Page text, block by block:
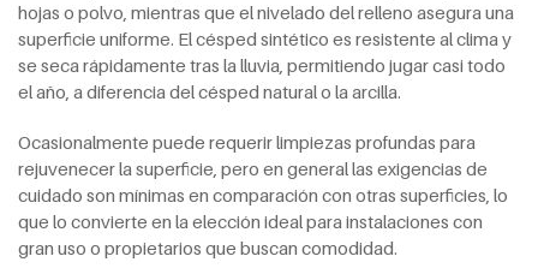
hojas o polvo, mientras que el nivelado del relleno asegura una
superficie uniforme. El césped sintético es resistente al clima y
se seca rápidamente tras la lluvia, permitiendo jugar casi todo
el año, a diferencia del césped natural o la arcilla.
Ocasionalmente puede requerir limpiezas profundas para
rejuvenecer la superficie, pero en general las exigencias de
cuidado son mínimas en comparación con otras superficies, lo
que lo convierte en la elección ideal para instalaciones con
gran uso o propietarios que buscan comodidad.